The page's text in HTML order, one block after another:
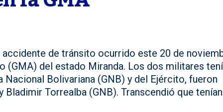
de tránsito ocurrido este 20 de
(GMA) del estado Miranda. Los dos militares
Bolivariana (GNB) y del Ejército, fueron
Torrealba (GNB). Transcendió que tenían